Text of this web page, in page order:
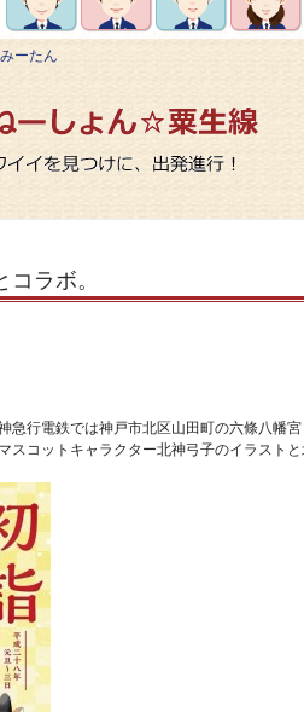
みーたん
ラボ。
急行電鉄では神戸市北区山田町の六條八幡
スコットキャラクター北神弓子のイラスト